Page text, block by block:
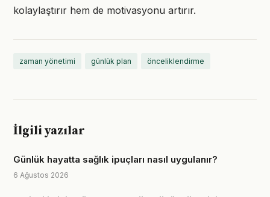
kolaylaştırır hem de motivasyonu artırır.
zaman yönetimi günlük plan önceliklendirme
İlgili yazılar
Günlük hayatta sağlık ipuçları nasıl uygulanır?
6 Ağustos 2026